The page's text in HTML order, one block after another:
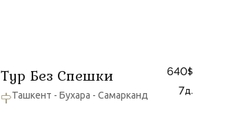
Тур Без Спешки
Ташкент - Бухара - Самарканд
640$
7д.